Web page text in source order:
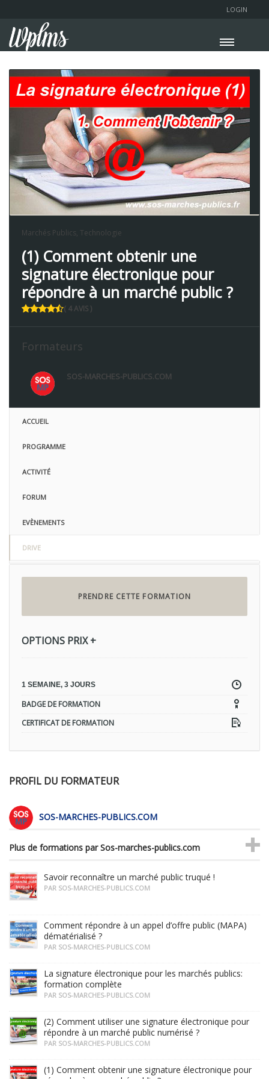
LOGIN
Marchés Publics, Technologie
(1) Comment obtenir une
signature électronique pour
répondre à un marché public ?
( 4 AVIS )
Formateurs
SOS-MARCHES-PUBLICS.COM
ACCUEIL
PROGRAMME
ACTIVITÉ
FORUM
EVÈNEMENTS
DRIVE
PRENDRE CETTE FORMATION
OPTIONS PRIX +
1 SEMAINE, 3 JOURS
BADGE DE FORMATION
CERTIFICAT DE FORMATION
PROFIL DU FORMATEUR
SOS-MARCHES-PUBLICS.COM
Plus de formations par Sos-marches-publics.com
Savoir reconnaître un marché public truqué !
PAR SOS-MARCHES-PUBLICS.COM
Comment répondre à un appel d’offre public (MAPA)
dématérialisé ?
PAR SOS-MARCHES-PUBLICS.COM
La signature électronique pour les marchés publics:
formation complète
PAR SOS-MARCHES-PUBLICS.COM
(2) Comment utiliser une signature électronique pour
répondre à un marché public numérisé ?
PAR SOS-MARCHES-PUBLICS.COM
(1) Comment obtenir une signature électronique pour